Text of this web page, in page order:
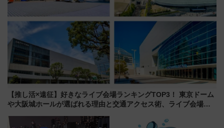
【推し活×遠征】好きなライブ会場ランキングTOP3！ 東京ドーム
や大阪城ホールが選ばれる理由と交通アクセス術、ライブ会場に